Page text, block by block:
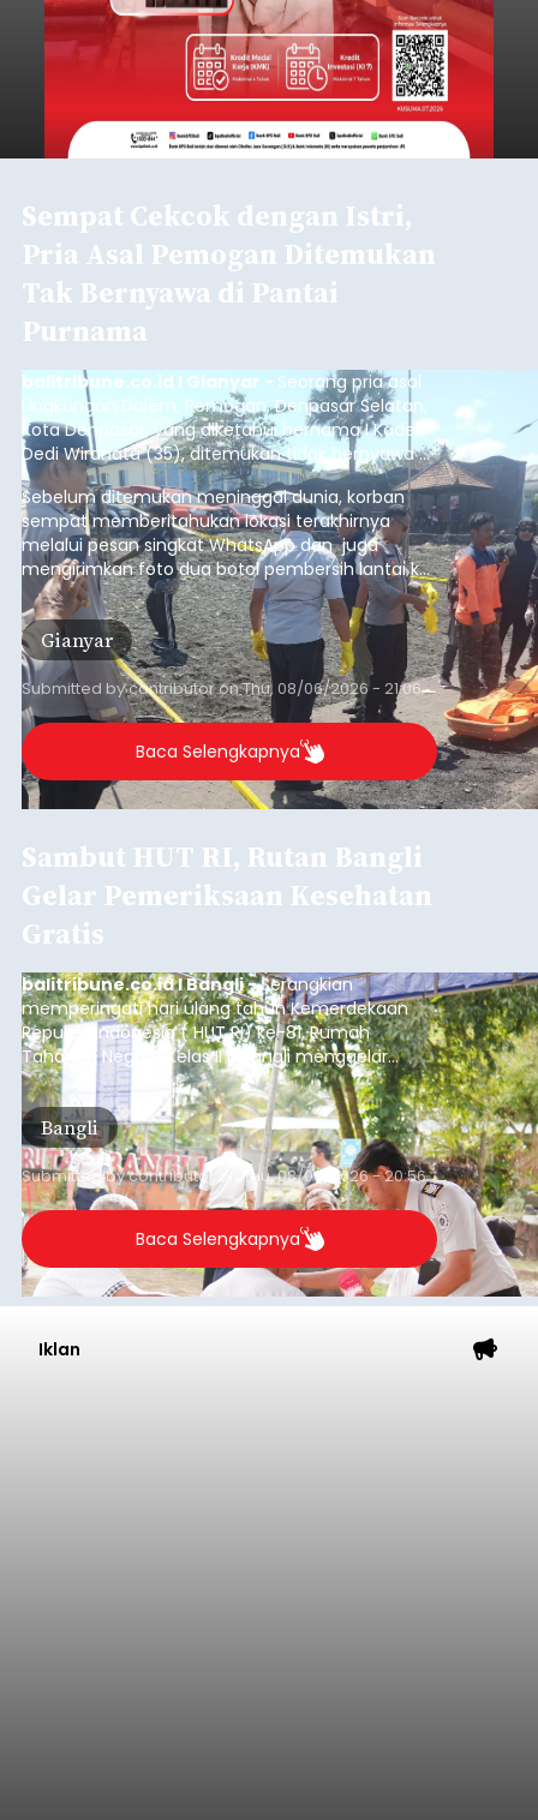
Sempat Cekcok dengan Istri,
Pria Asal Pemogan Ditemukan
Tak Bernyawa di Pantai
Purnama
balitribune.co.id I Gianyar - Seorang pria asal
Lingkungan Dalem, Pemogan, Denpasar Selatan,
Kota Denpasar, yang diketahui bernama I Kadek
Dedi Wiranata (35), ditemukan tidak bernyawa di
pesisir Pantai Purnama, Sukawati.
Sebelum ditemukan meninggal dunia, korban
sempat memberitahukan lokasi terakhirnya
melalui pesan singkat WhatsApp dan juga
mengirimkan foto dua botol pembersih lantai ke
istrinya.
Gianyar
Submitted bycontributoronThu, 08/06/2026 - 21:06
Baca Selengkapnya
Sambut HUT RI, Rutan Bangli
Gelar Pemeriksaan Kesehatan
Gratis
balitribune.co.id I Bangli -Serangkian
memperingati hari ulang tahun Kemerdekaan
Republik Indonesia ( HUT RI) ke-81, Rumah
Tahanan Negara Kelas II B Bangli menggelar
kegiatan pemeriksaan kesehatan gratis, Rabu
(6/8/2026).
Bangli
Submitted bycontributor Thu, 08/06/2026 - 20:56
Baca Selengkapnya
Iklan